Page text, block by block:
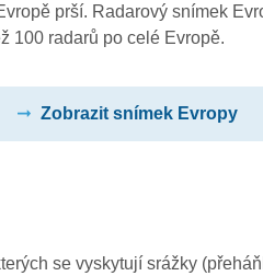
prší. Radarový snímek
100 radarů po celé Evropě.
Zobrazit snímek Evropy
se vyskytují srážky